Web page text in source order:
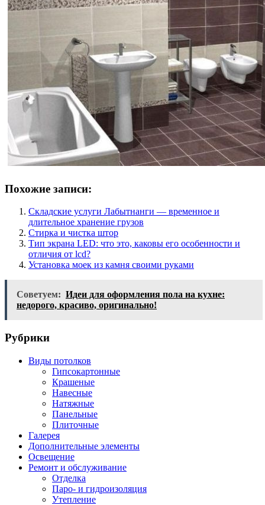
Похожие записи:
Складские услуги Лабытнанги — временное и
длительное хранение грузов
Стирка и чистка штор
Тип экрана LED: что это, каковы его особенности и
отличия от lcd?
Установка моек из камня своими руками
Советуем: Идеи для оформления пола на кухне:
недорого, красиво, оригинально!
Рубрики
Виды потолков
Гипсокартонные
Крашеные
Навесные
Натяжные
Панельные
Плиточные
Галерея
Дополнительные элементы
Освещение
Ремонт и обслуживание
Отделка
Паро- и гидроизоляция
Утепление